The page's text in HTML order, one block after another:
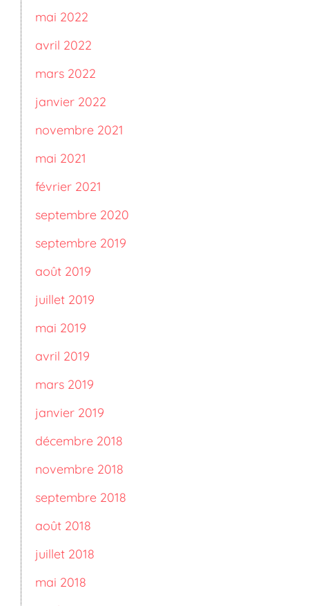
mai 2022
avril 2022
mars 2022
janvier 2022
novembre 2021
mai 2021
février 2021
septembre 2020
septembre 2019
août 2019
juillet 2019
mai 2019
avril 2019
mars 2019
janvier 2019
décembre 2018
novembre 2018
septembre 2018
août 2018
juillet 2018
mai 2018